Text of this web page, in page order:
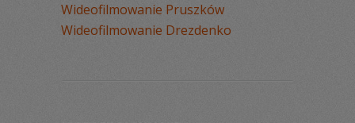
Wideofilmowanie Pruszków
Wideofilmowanie Drezdenko